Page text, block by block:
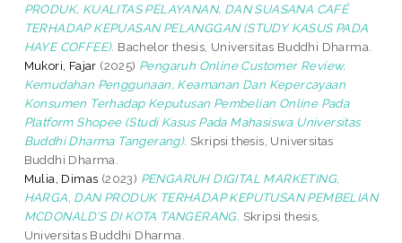
PRODUK, KUALITAS PELAYANAN, DAN SUASANA CAFÉ
TERHADAP KEPUASAN PELANGGAN (STUDY KASUS PADA
HAYE COFFEE). Bachelor thesis, Universitas Buddhi Dharma.
Mukori, Fajar (2025) Pengaruh Online Customer Review,
Kemudahan Penggunaan, Keamanan Dan Kepercayaan
Konsumen Terhadap Keputusan Pembelian Online Pada
Platform Shopee (Studi Kasus Pada Mahasiswa Universitas
Buddhi Dharma Tangerang). Skripsi thesis, Universitas
Buddhi Dharma.
Mulia, Dimas (2023) PENGARUH DIGITAL MARKETING,
HARGA, DAN PRODUK TERHADAP KEPUTUSAN PEMBELIAN
MCDONALD’S DI KOTA TANGERANG. Skripsi thesis,
Universitas Buddhi Dharma.